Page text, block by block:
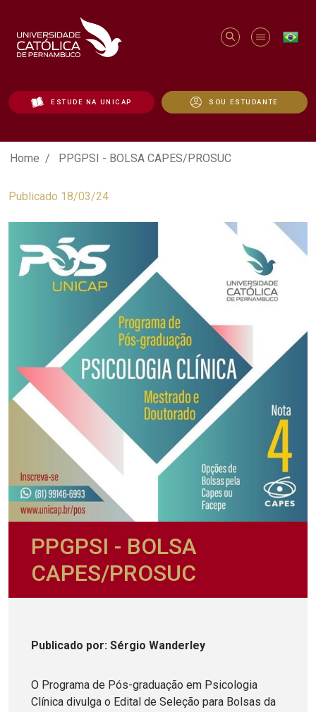
ESTUDE NA UNICAP SOU ESTUDANTE
PPGPSI - BOLSA CAPES/PROSUC -
Home PPGPSI - BOLSA CAPES/PROSUC
Publicado 18/03/24
PPGPSI - BOLSA
CAPES/PROSUC
Publicado por: Sérgio Wanderley
O Programa de Pós-graduação em Psicologia
Clínica divulga o Edital de Seleção para Bolsas da